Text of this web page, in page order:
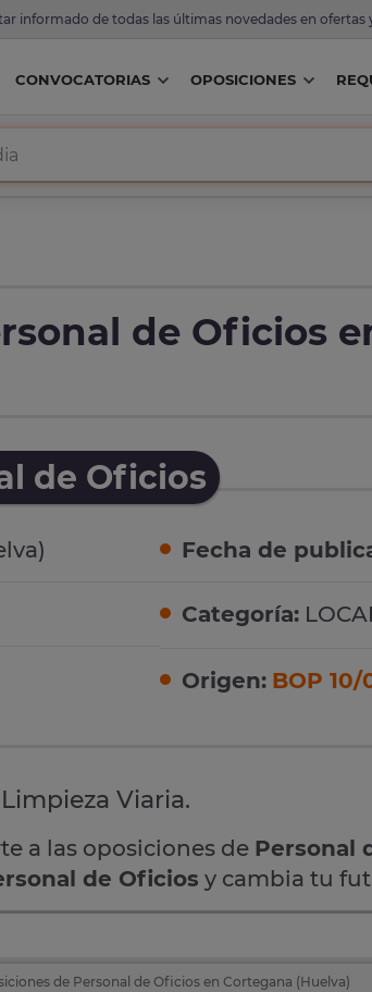
informado de todas las últimas novedades en
CONVOCATORIAS OPOSICIONES
de Oficios
de Oficios
Fecha de
Categoría:
Origen: BOP
Viaria.
a las oposiciones de Personal
de Oficios y cambia tu
de Personal de Oficios en Cortegana (Huelva)